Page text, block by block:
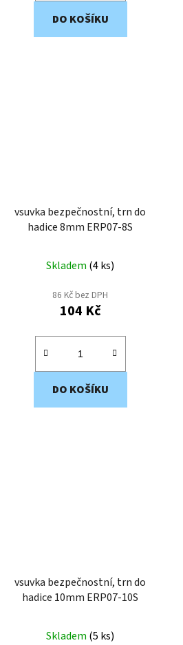
DO KOŠÍKU
vsuvka bezpečnostní, trn do
hadice 8mm ERP07-8S
Skladem (4 ks)
86 Kč bez DPH
104 Kč
DO KOŠÍKU
vsuvka bezpečnostní, trn do
hadice 10mm ERP07-10S
Skladem (5 ks)